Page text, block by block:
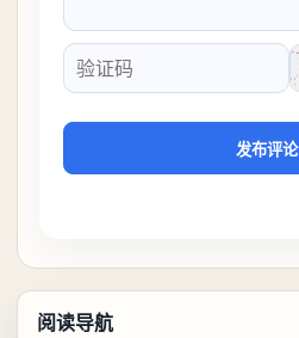
验证码
发布评论
阅读导航